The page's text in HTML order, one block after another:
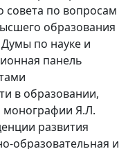
совета по вопросам
образования
по науке и
панель
в образовании,
монографии Я.Л.
развития
образовательная и